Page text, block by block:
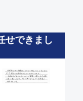
せできまし